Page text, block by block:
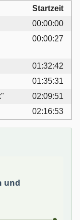
Startzeit
00:00:00
00:00:27
01:32:42
01:35:31
02:09:51
02:16:53